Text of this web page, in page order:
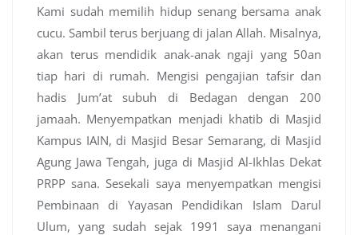
Kami sudah memilih hidup senang bersama anak
cucu. Sambil terus berjuang di jalan Allah. Misalnya,
akan terus mendidik anak-anak ngaji yang 50an
tiap hari di rumah. Mengisi pengajian tafsir dan
hadis Jum’at subuh di Bedagan dengan 200
jamaah. Menyempatkan menjadi khatib di Masjid
Kampus IAIN, di Masjid Besar Semarang, di Masjid
Agung Jawa Tengah, juga di Masjid Al-Ikhlas Dekat
PRPP sana. Sesekali saya menyempatkan mengisi
Pembinaan di Yayasan Pendidikan Islam Darul
Ulum, yang sudah sejak 1991 saya menangani